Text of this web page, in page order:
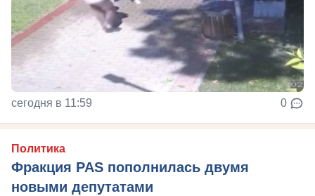
сегодня в 11:59 0
Политика
Фракция PAS пополнилась двумя
новыми депутатами